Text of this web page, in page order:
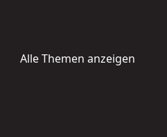
Alle Themen anzeigen